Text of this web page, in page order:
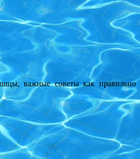
важные советы как правильно